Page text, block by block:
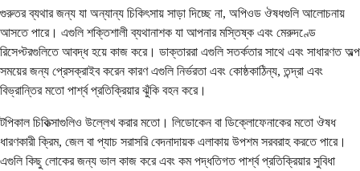
গুরুতর ব্যথার জন্য যা অন্যান্য চিকিৎসায় সাড়া দিচ্ছে না, অপিওড ঔষধগুলি আলোচনায়
আসতে পারে। এগুলি শক্তিশালী ব্যথানাশক যা আপনার মস্তিষ্ক এবং মেরুদণ্ডে
রিসেপ্টরগুলিতে আবদ্ধ হয়ে কাজ করে। ডাক্তাররা এগুলি সতর্কতার সাথে এবং সাধারণত অল্প
সময়ের জন্য প্রেসক্রাইব করেন কারণ এগুলি নির্ভরতা এবং কোষ্ঠকাঠিন্য, তন্দ্রা এবং
বিভ্রান্তির মতো পার্শ্ব প্রতিক্রিয়ার ঝুঁকি বহন করে।
টপিকাল চিকিত্সাগুলিও উল্লেখ করার মতো। লিডোকেন বা ডিক্লোফেনাকের মতো ঔষধ
ধারণকারী ক্রিম, জেল বা প্যাচ সরাসরি বেদনাদায়ক এলাকায় উপশম সরবরাহ করতে পারে।
এগুলি কিছু লোকের জন্য ভাল কাজ করে এবং কম পদ্ধতিগত পার্শ্ব প্রতিক্রিয়ার সুবিধা